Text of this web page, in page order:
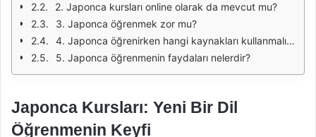
2. Japonca kursları online olarak da mevcut mu?
3. Japonca öğrenmek zor mu?
4. Japonca öğrenirken hangi kaynakları kullanmalıyım?
5. Japonca öğrenmenin faydaları nelerdir?
Japonca Kursları: Yeni Bir Dil
Öğrenmenin Keyfi